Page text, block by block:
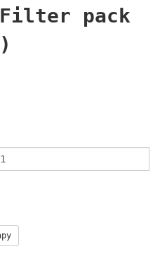
pack